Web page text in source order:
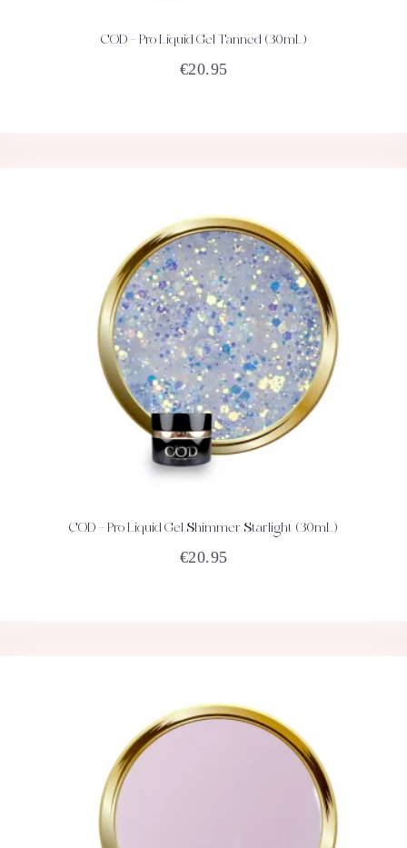
ACHETEZ DÉTAILS
COD – Pro Liquid Gel Tanned (30mL)
€20.95
ACHETEZ DÉTAILS
COD – Pro Liquid Gel Shimmer Starlight (30mL)
€20.95